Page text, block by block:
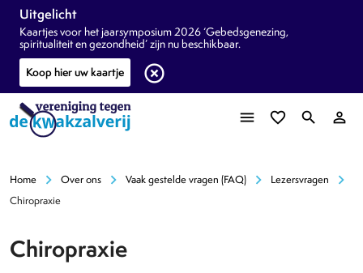
Uitgelicht
Kaartjes voor het jaarsymposium 2026 ‘Gebedsgenezing,
spiritualiteit en gezondheid’ zijn nu beschikbaar.
Koop hier uw kaartje
highlight_off
menu favorite_border search person_outline
Home chevron_right Over ons chevron_right Vaak gestelde vragen (FAQ) chevron_right Lezersvragen chevron_right
Chiropraxie
Chiropraxie